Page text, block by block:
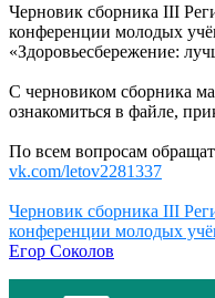
Черновик сборника III
конференции молодых
«Здоровьесбережение:
С черновиком сборника
ознакомиться в файле,
По всем вопросам
vk.com/letov2281337
Черновик сборника III
конференции молодых
Егор Соколов